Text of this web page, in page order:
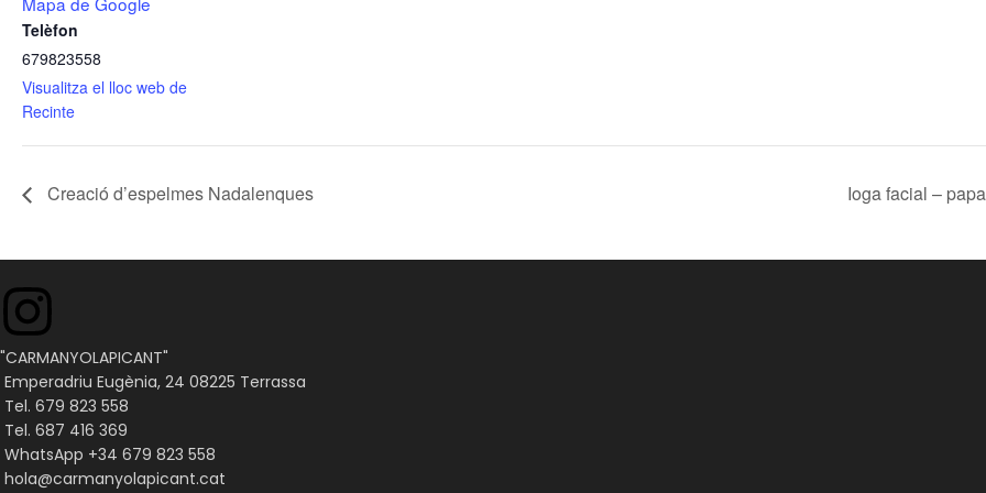
Telèfon
679823558
Visualitza el lloc web de
Recinte
Creació d’espelmes Nadalenques Ioga facial –
"CARMANYOLAPICANT"
Emperadriu Eugènia, 24 08225 Terrassa
Tel. 679 823 558
Tel. 687 416 369
WhatsApp +34 679 823 558
hola@carmanyolapicant.cat